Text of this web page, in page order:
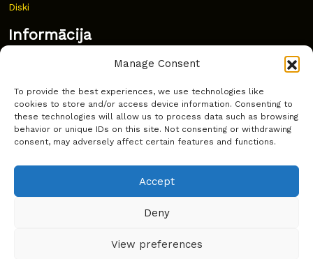
Manage Consent
To provide the best experiences, we use technologies like
cookies to store and/or access device information. Consenting to
these technologies will allow us to process data such as browsing
behavior or unique IDs on this site. Not consenting or withdrawing
consent, may adversely affect certain features and functions.
Accept
Deny
View preferences
Diski
Informācija
Bieži uzdoti jautājumi
Kur pirkt?
Sīkdatņu politika
Copyright © Latakko 2024